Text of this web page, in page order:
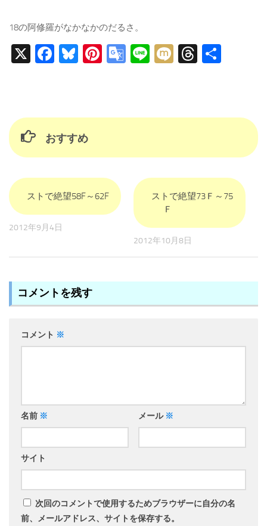
18の阿修羅がなかなかのだるさ。
X Facebook
Bluesky
Pinterest
Google
LineMixiThreads
おすすめ
ストで絶望58F～62F
2012年9月4日
ストで絶望73Ｆ～75
Ｆ
2012年10月8日
コメントを残す
コメント ※
名前 ※ メール ※
サイト
次回のコメントで使用するためブラウザーに自分の名
前、メールアドレス、サイトを保存する。